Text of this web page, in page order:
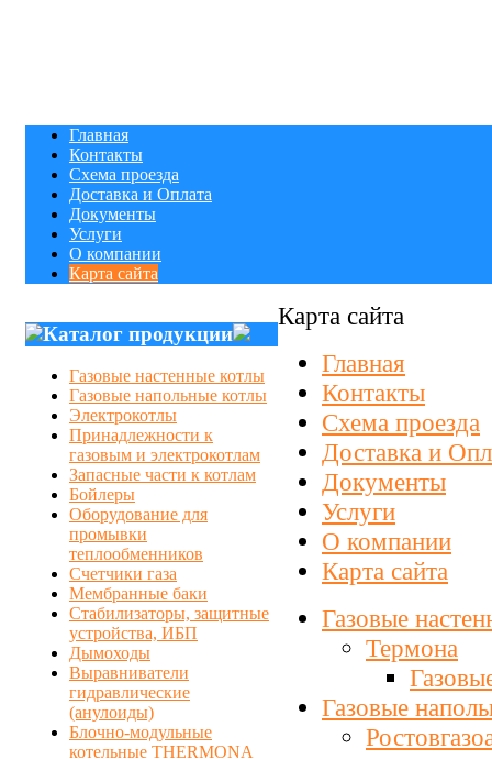
Главная
Контакты
Схема проезда
Доставка и Оплата
Документы
Услуги
О компании
Карта сайта
Каталог продукции
Газовые настенные котлы
Газовые напольные котлы
Электрокотлы
Принадлежности к
газовым и электрокотлам
Запасные части к котлам
Бойлеры
Оборудование для
промывки
теплообменников
Счетчики газа
Мембранные баки
Стабилизаторы, защитные
устройства, ИБП
Дымоходы
Выравниватели
гидравлические
(анулоиды)
Блочно-модульные
котельные THERMONA
Карта сайта
Главная
Контакты
Схема проезда
Доставка и
Документы
Услуги
О компании
Карта сайта
Газовые
Термона
Газовые